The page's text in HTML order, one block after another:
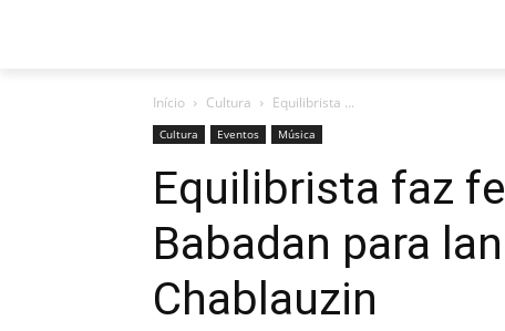
Início Cultura Equilibrista ...
Cultura Eventos Música
Equilibrista faz
Babadan para
Chablauzin